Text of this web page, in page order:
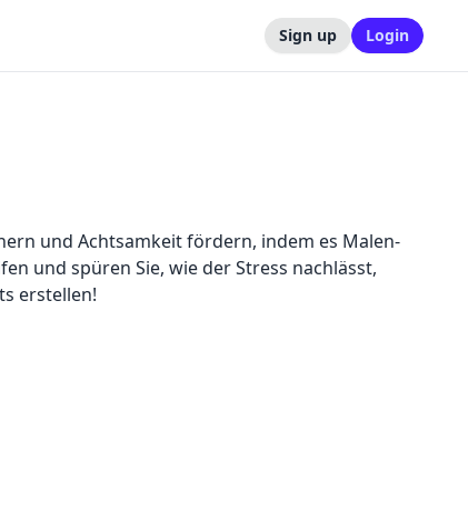
Sign up Login
und Achtsamkeit fördern, indem es Malen-
und spüren Sie, wie der Stress nachlässt,
erstellen!